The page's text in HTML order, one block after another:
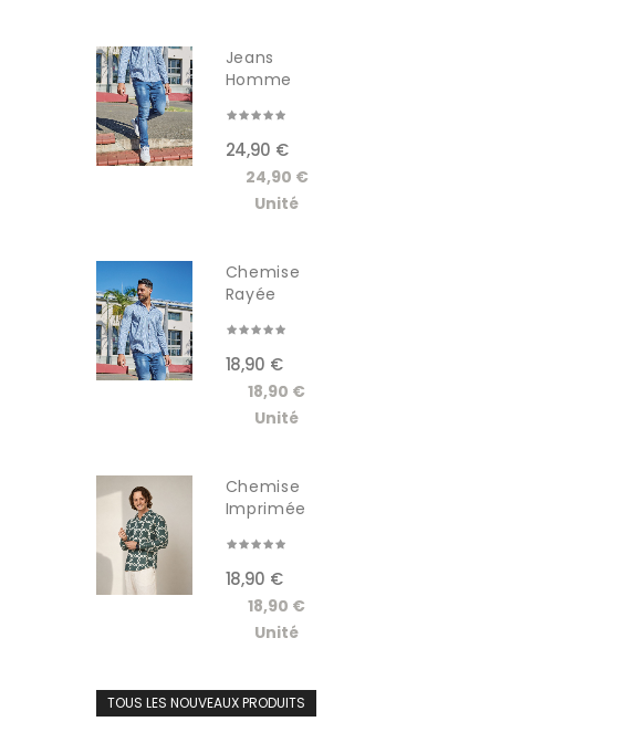
Jeans
Homme
24,90 €
24,90 €
Unité
Chemise
Rayée
18,90 €
18,90 €
Unité
Chemise
Imprimée
18,90 €
18,90 €
Unité
TOUS LES NOUVEAUX PRODUITS